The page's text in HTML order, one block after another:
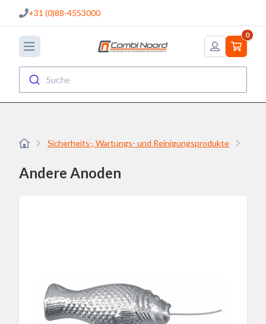
+31 (0)88-4553000
0
Suche
Sicherheits-, Wartungs- und Reinigungsprodukte
Andere Anoden